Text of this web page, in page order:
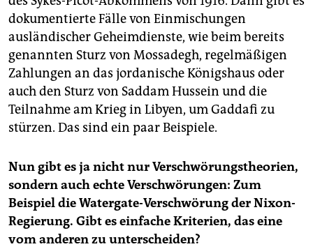
dokumentierte Fälle von Einmischungen
ausländischer Geheimdienste, wie beim bereits
genannten Sturz von Mossadegh, regelmäßigen
Zahlungen an das jordanische Königshaus oder
auch den Sturz von Saddam Hussein und die
Teilnahme am Krieg in Libyen, um Gaddafi zu
stürzen. Das sind ein paar Beispiele.
Nun gibt es ja nicht nur Verschwörungstheorien,
sondern auch echte Verschwörungen: Zum
Beispiel die Watergate-Verschwörung der Nixon-
Regierung. Gibt es einfache Kriterien, das eine
vom anderen zu unterscheiden?